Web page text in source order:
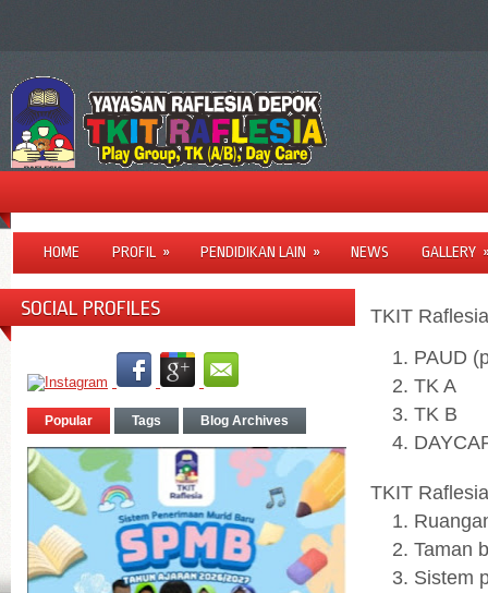
HOME PROFIL » PENDIDIKAN LAIN » NEWS GALLERY
SOCIAL PROFILES
Popular Tags Blog Archives
TKIT
PAUD
TK A
TK B
TKIT
Taman
Sistem